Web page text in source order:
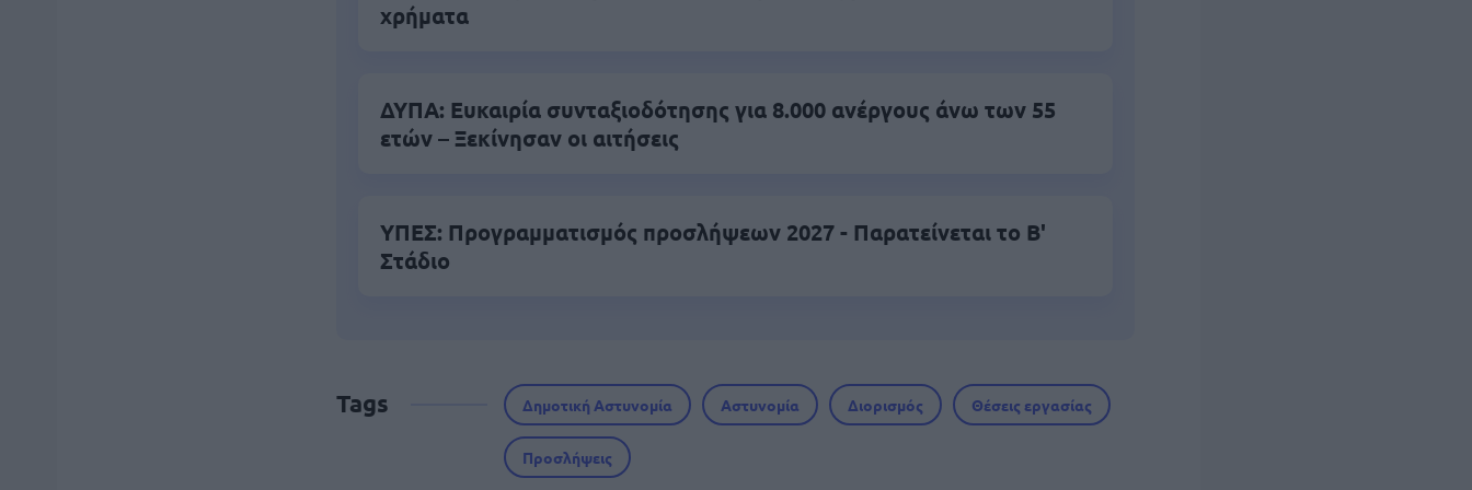
χρήματα
ΔΥΠΑ: Ευκαιρία συνταξιοδότησης για 8.000 ανέργους άνω των 55
ετών – Ξεκίνησαν οι αιτήσεις
ΥΠΕΣ: Προγραμματισμός προσλήψεων 2027 - Παρατείνεται το Β'
Στάδιο
Tags Δημοτική Αστυνομία Αστυνομία Διορισμός Θέσεις εργασίας
Προσλήψεις